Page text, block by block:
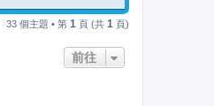
33 個主題 • 第 1 頁 (共 1 頁)
前往